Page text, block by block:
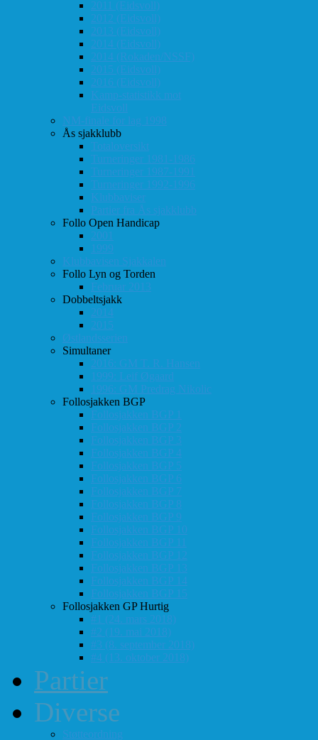
2011 (Eidsvoll)
2012 (Eidsvoll)
2013 (Eidsvoll)
2014 (Eidsvoll)
2014 (Rokaden/NSSF)
2015 (Eidsvoll)
2016 (Eidsvoll)
Kamp-statistikk mot
Eidsvoll
NM-finale for lag 1998
Ås sjakklubb
Totaloversikt
Turneringer 1981-1986
Turneringer 1987-1991
Turneringer 1992-1996
Klubbaviser
Partier fra Ås sjakklubb
Follo Open Handicap
2001
1999
Klubbavisen Sjakkalen
Follo Lyn og Torden
Februar 2013
Dobbeltsjakk
2014
2015
Østlandsserien
Simultaner
2016: GM T. R. Hansen
1999: Leif Øgaard
1996: GM Predrag Nikolic
Follosjakken BGP
Follosjakken BGP 1
Follosjakken BGP 2
Follosjakken BGP 3
Follosjakken BGP 4
Follosjakken BGP 5
Follosjakken BGP 6
Follosjakken BGP 7
Follosjakken BGP 8
Follosjakken BGP 9
Follosjakken BGP 10
Follosjakken BGP 11
Follosjakken BGP 12
Follosjakken BGP 13
Follosjakken BGP 14
Follosjakken BGP 15
Follosjakken GP Hurtig
#1 (24. mars 2018)
#2 (19. mai 2018)
#3 (8. september 2018)
#4 (13. oktober 2018)
Partier
Diverse
Støtteordning